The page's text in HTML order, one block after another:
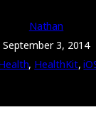
Nathan
September 3, 2014
, HealthKit,